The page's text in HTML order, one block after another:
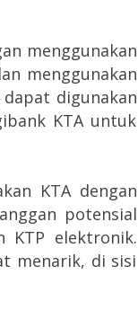
menggunakan
menggunakan
digunakan
KTA untuk
KTA dengan
potensial
KTP elektronik.
menarik, di sisi